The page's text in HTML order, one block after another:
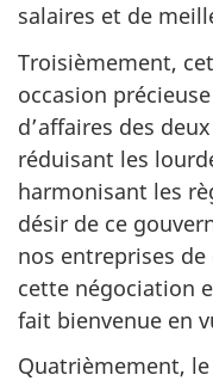
salaires et de
Troisièmement,
occasion
d’affaires des
réduisant les
harmonisant les
désir de ce
nos entreprises
cette négociation
fait bienvenue en
Quatrièmement,